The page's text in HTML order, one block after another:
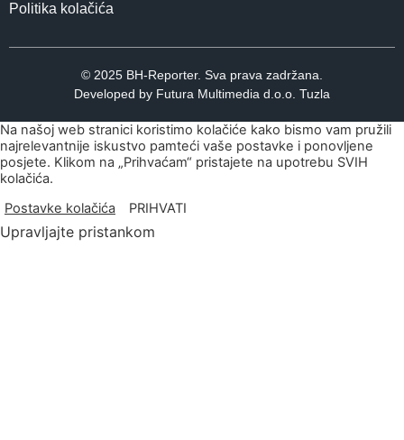
Politika kolačića
© 2025 BH-Reporter. Sva prava zadržana.
Developed by Futura Multimedia d.o.o. Tuzla
Na našoj web stranici koristimo kolačiće kako bismo vam pružili
najrelevantnije iskustvo pamteći vaše postavke i ponovljene
posjete. Klikom na „Prihvaćam“ pristajete na upotrebu SVIH
kolačića.
Postavke kolačića
PRIHVATI
Upravljajte pristankom